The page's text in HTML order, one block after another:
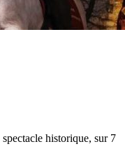
historique, sur 7